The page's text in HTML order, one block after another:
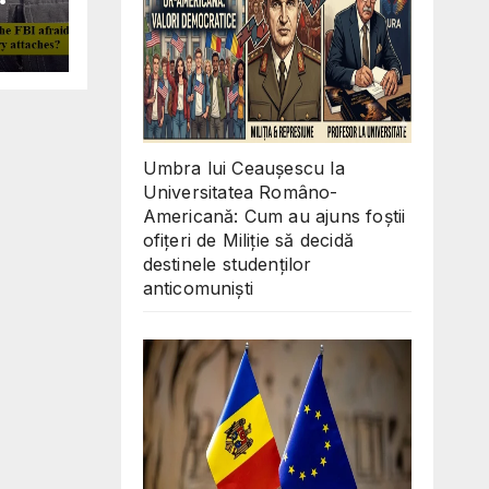
in
Umbra lui Ceaușescu la
Universitatea Româno-
Americană: Cum au ajuns foștii
ofițeri de Miliție să decidă
destinele studenților
anticomuniști